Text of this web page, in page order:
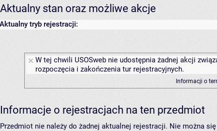
Aktualny stan oraz możliwe akcje
Aktualny tryb rejestracji:
W tej chwili USOSweb nie udostępnia żadnej akcji
rozpoczęcia i zakończenia tur rejestracyjnych.
Informacji o
Informacje o rejestracjach na ten przedmiot
Przedmiot nie należy do żadnej aktualnej rejestracji. Nie można